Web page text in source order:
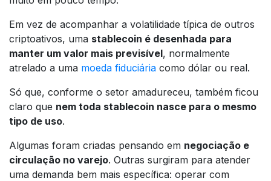
Em vez de acompanhar a volatilidade típica de outros
criptoativos, uma stablecoin é desenhada para
manter um valor mais previsível, normalmente
atrelado a uma moeda fiduciária como dólar ou real.
Só que, conforme o setor amadureceu, também ficou
claro que nem toda stablecoin nasce para o mesmo
tipo de uso.
Algumas foram criadas pensando em negociação e
circulação no varejo. Outras surgiram para atender
uma demanda bem mais específica: operar com